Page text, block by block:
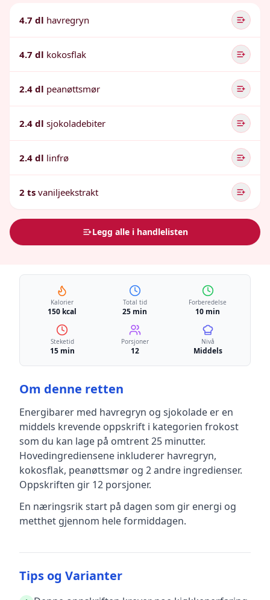
4.7 dl havregryn
4.7 dl kokosflak
2.4 dl peanøttsmør
2.4 dl sjokoladebiter
2.4 dl linfrø
2 ts vaniljeekstrakt
Legg alle i handlelisten
Kalorier
150 kcal
Total tid
25 min
Forberedelse
10 min
Steketid
15 min
Porsjoner
12
Nivå
Middels
Om denne retten
Energibarer med havregryn og sjokolade er en
middels krevende oppskrift i kategorien frokost
som du kan lage på omtrent 25 minutter.
Hovedingrediensene inkluderer havregryn,
kokosflak, peanøttsmør og 2 andre ingredienser.
Oppskriften gir 12 porsjoner.
En næringsrik start på dagen som gir energi og
metthet gjennom hele formiddagen.
Tips og Varianter